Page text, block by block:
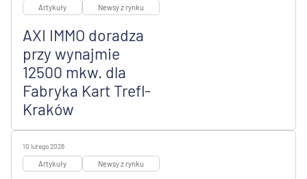
Artykuły Newsy z rynku
AXI IMMO doradza
przy wynajmie
12500 mkw. dla
Fabryka Kart Trefl-
Kraków
10 lutego 2026
Artykuły Newsy z rynku